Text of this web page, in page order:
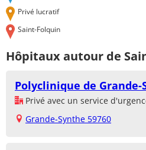
Privé lucratif
Saint-Folquin
Hôpitaux autour de
Polyclinique de Grande-
Privé avec un service
Grande-Synthe 59760